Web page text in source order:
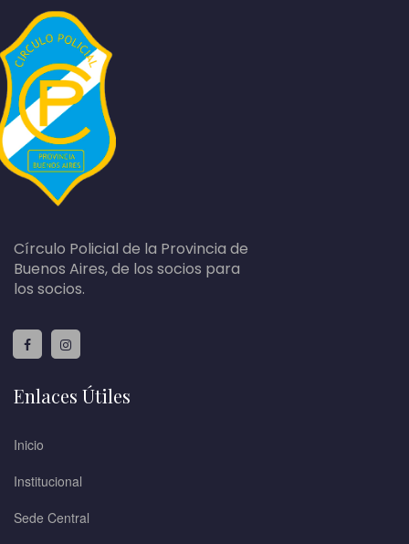
Círculo Policial de la Provincia de
Buenos Aires, de los socios para
los socios.
Enlaces Útiles
Inicio
Institucional
Sede Central